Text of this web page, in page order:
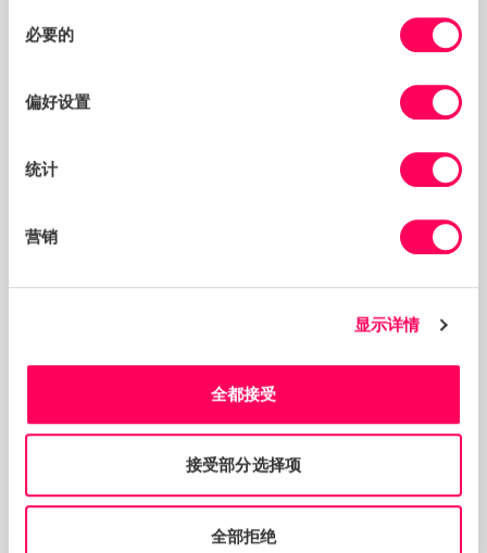
必要的
偏好设置
统计
营销
显示详情
全都接受
接受部分选择项
全部拒绝
ESG and susutainability，浙江华友钴业股份有限公
司 Zhejiang Huayou Cobalt Company Limited
Sustainability，中集集团 CIMC
刘涛Tao Liu，联合创始人兼首席技术官 Co-founder
吕建中博士 Dr. Jianzhong LU，董事 Director，全球
肖翔 Sharon Xiao，亚太区可持续发展负责人 APAC
sustainability expertise director，陶氏公司 Dow
姚渭洲 Terry Yao，可持续发展采购总监
于杰 Hugh Yu，负责任采购运营总监 Head of
Responsible Sourcing Operation，乐高集团 The
马翔宇 Cindy Ma，总裁 President，向光未来（北
京）科技有限公司 Forgood
申勇 David Shen，总经理 General Manager，格登
福诺（上海）国际贸易有限公司 G. Güldenpfennig